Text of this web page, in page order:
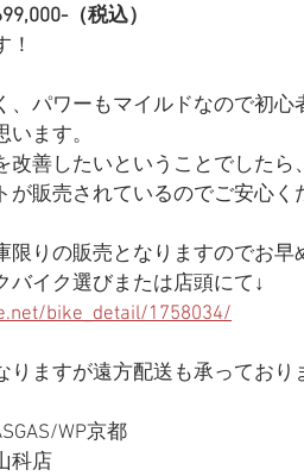
（税込）
！
、パワーもマイルドなので初
ます。
改善したいということでした
が販売されているのでご安心く
限りの販売となりますのでお
バイク選びまたは店頭にて↓
bike_detail/1758034/
りますが遠方配送も承っており
WP京都
科店